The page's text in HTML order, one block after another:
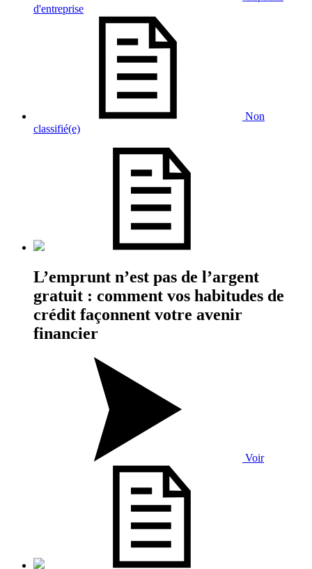
d'entreprise
Non
classifié(e)
L’emprunt n’est pas de l’argent
gratuit : comment vos habitudes de
crédit façonnent votre avenir
financier
Voir